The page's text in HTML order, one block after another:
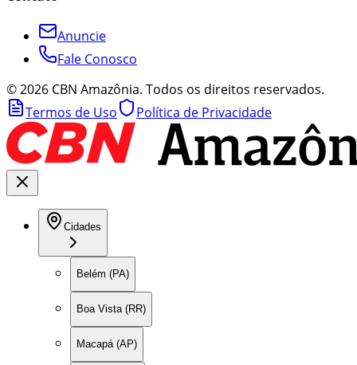
Anuncie
Fale Conosco
©2026 CBN Amazônia. Todos os direitos reservados.
Termos de Uso
Política de Privacidade
Cidades
Belém (PA)
Boa Vista (RR)
Macapá (AP)